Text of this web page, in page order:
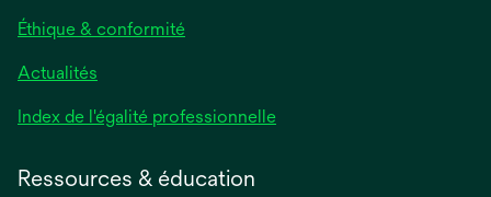
Éthique & conformité
Actualités
Index de l'égalité professionnelles’ouvre
Ressources & éducation